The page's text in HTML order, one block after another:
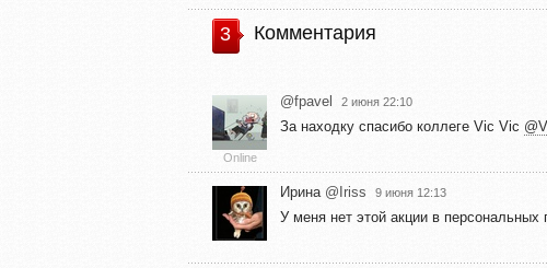
3 Комментария
Online
@fpavel 2 июня 22:10
За находку спасибо коллеге Vic Vic
Ирина @Iriss 9 июня 12:13
У меня нет этой акции в персональных